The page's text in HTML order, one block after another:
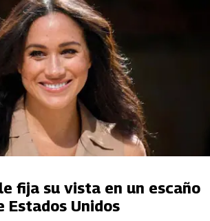
fija su vista en un escaño
Estados Unidos